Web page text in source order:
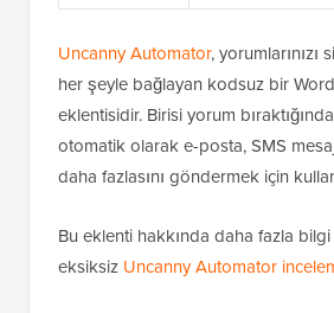
Uncanny Automator, yorumlarınızı
her şeyle bağlayan kodsuz bir
eklentisidir. Birisi yorum
otomatik olarak e-posta, SMS
daha fazlasını göndermek için
Bu eklenti hakkında daha fazla
eksiksiz Uncanny Automator